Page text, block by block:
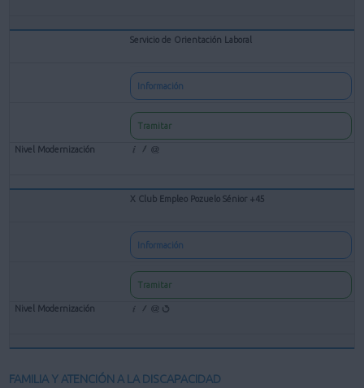
Servicio de Orientación Laboral
Información
Tramitar
X Club Empleo Pozuelo Sénior +45
Información
Tramitar
FAMILIA Y ATENCIÓN A LA DISCAPACIDAD